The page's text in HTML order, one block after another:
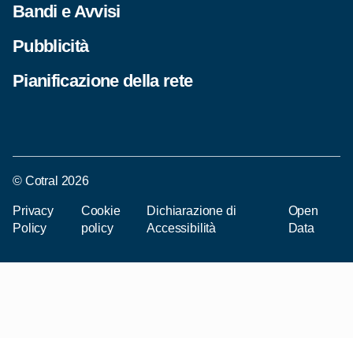
Bandi e Avvisi
Pubblicità
Pianificazione della rete
© Cotral 2026
Privacy
Policy
Cookie
policy
Dichiarazione di
Accessibilità
Open
Data